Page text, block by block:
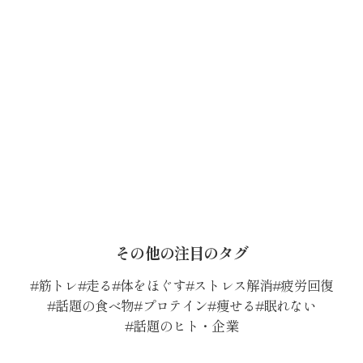
その他の注目のタグ
筋トレ 走る 体をほぐす ストレス解消 疲労回復
話題の食べ物 プロテイン 痩せる 眠れない
話題のヒト・企業